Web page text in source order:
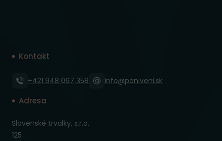
Kontakt
+421 948 067 358 info@poniveni.sk
Adresa
Slovenské trvalky, s.r.o.
125